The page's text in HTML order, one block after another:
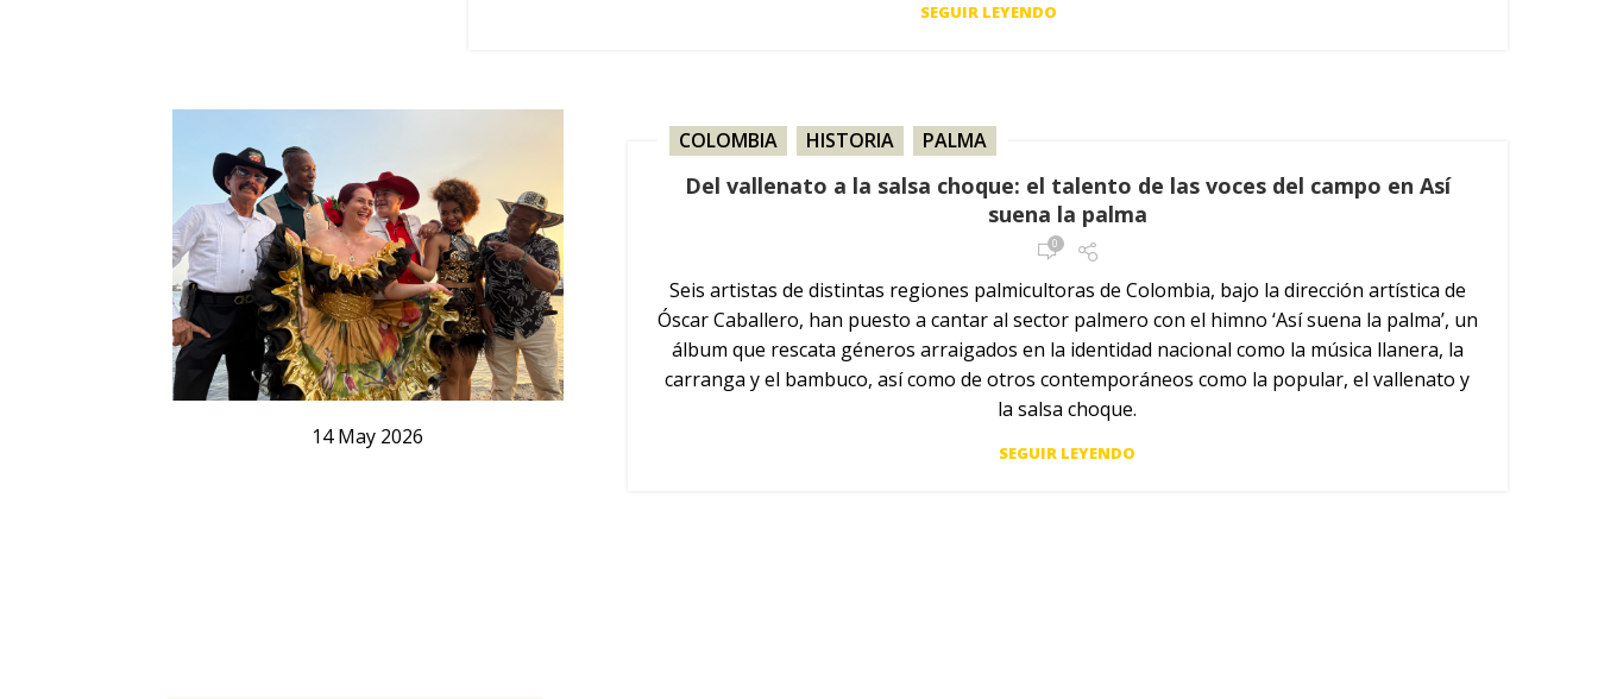
SEGUIR LEYENDO
14May 2026
COLOMBIA HISTORIA PALMA
Del vallenato a la salsa choque: el talento de las voces del campo en Así
suena la palma
0
Seis artistas de distintas regiones palmicultoras de Colombia, bajo la dirección artística de
Óscar Caballero, han puesto a cantar al sector palmero con el himno ‘Así suena la palma’, un
álbum que rescata géneros arraigados en la identidad nacional como la música llanera, la
carranga y el bambuco, así como de otros contemporáneos como la popular, el vallenato y
la salsa choque.
SEGUIR LEYENDO